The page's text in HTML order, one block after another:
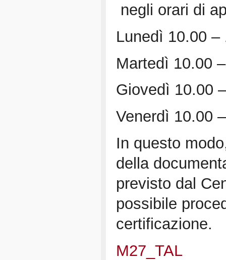
negli orari di
Lunedì 10.00 –
Martedì 10.00
Giovedì 10.00
Venerdì 10.00
In questo
della
previsto dal
possibile
certificazione.
M27_TAL